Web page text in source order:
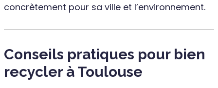
concrètement pour sa ville et l’environnement.
Conseils pratiques pour bien
recycler à Toulouse